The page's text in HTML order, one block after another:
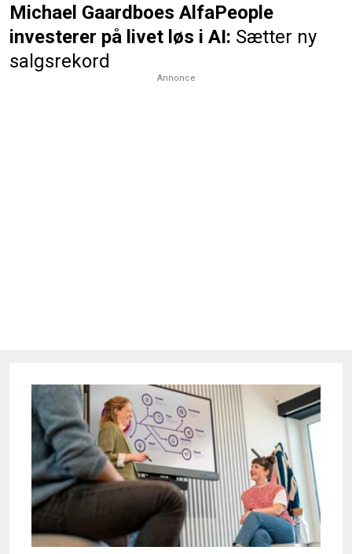
Michael Gaardboes AlfaPeople
investerer på livet løs i AI: Sætter ny
salgsrekord
Annonce